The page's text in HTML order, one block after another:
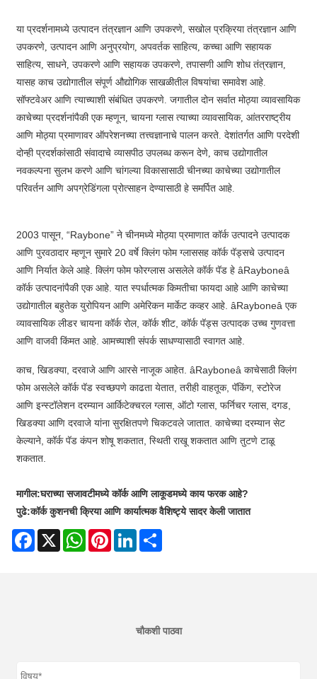
या प्रदर्शनामध्ये उत्पादन तंत्रज्ञान आणि उपकरणे, सखोल प्रक्रिया तंत्रज्ञान आणि
उपकरणे, उत्पादन आणि अनुप्रयोग, अपवर्तक साहित्य, कच्चा आणि सहायक
साहित्य, साधने, उपकरणे आणि सहायक उपकरणे, तपासणी आणि शोध तंत्रज्ञान,
यासह काच उद्योगातील संपूर्ण औद्योगिक साखळीतील विषयांचा समावेश आहे.
सॉफ्टवेअर आणि त्याच्याशी संबंधित उपकरणे. जगातील दोन सर्वात मोठ्या व्यावसायिक
काचेच्या प्रदर्शनांपैकी एक म्हणून, चायना ग्लास त्याच्या व्यावसायिक, आंतरराष्ट्रीय
आणि मोठ्या प्रमाणावर ऑपरेशनच्या तत्त्वज्ञानाचे पालन करते. देशांतर्गत आणि परदेशी
दोन्ही प्रदर्शकांसाठी संवादाचे व्यासपीठ उपलब्ध करून देणे, काच उद्योगातील
नवकल्पना सुलभ करणे आणि चांगल्या विकासासाठी चीनच्या काचेच्या उद्योगातील
परिवर्तन आणि अपग्रेडिंगला प्रोत्साहन देण्यासाठी हे समर्पित आहे.
2003 पासून, “Raybone” ने चीनमध्ये मोठ्या प्रमाणात कॉर्क उत्पादने उत्पादक
आणि पुरवठादार म्हणून सुमारे 20 वर्षे क्लिंग फोम ग्लाससह कॉर्क पॅड्सचे उत्पादन
आणि निर्यात केले आहे. क्लिंग फोम फोरग्लास असलेले कॉर्क पॅड हे âRayboneâ
कॉर्क उत्पादनांपैकी एक आहे. यात स्पर्धात्मक किमतीचा फायदा आहे आणि काचेच्या
उद्योगातील बहुतेक युरोपियन आणि अमेरिकन मार्केट कव्हर आहे. âRayboneâ एक
व्यावसायिक लीडर चायना कॉर्क रोल, कॉर्क शीट, कॉर्क पॅड्स उत्पादक उच्च गुणवत्ता
आणि वाजवी किंमत आहे. आमच्याशी संपर्क साधण्यासाठी स्वागत आहे.
काच, खिडक्या, दरवाजे आणि आरसे नाजूक आहेत. âRayboneâ काचेसाठी क्लिंग
फोम असलेले कॉर्क पॅड स्वच्छपणे काढता येतात, तरीही वाहतूक, पॅकिंग, स्टोरेज
आणि इन्स्टॉलेशन दरम्यान आर्किटेक्चरल ग्लास, ऑटो ग्लास, फर्निचर ग्लास, दगड,
खिडक्या आणि दरवाजे यांना सुरक्षितपणे चिकटवले जातात. काचेच्या दरम्यान सेट
केल्याने, कॉर्क पॅड कंपन शोषू शकतात, स्थिती राखू शकतात आणि तुटणे टाळू
शकतात.
मागील:घराच्या सजावटीमध्ये कॉर्क आणि लाकूडमध्ये काय फरक आहे?
पुढे:कॉर्क कुशनची क्रिया आणि कार्यात्मक वैशिष्ट्ये सादर केली जातात
Facebook
X WhatsAppPinterestLinkedIn
चौकशी पाठवा